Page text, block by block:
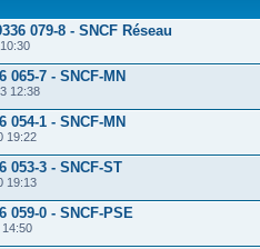
079-8 - SNCF Réseau
065-7 - SNCF-MN
12:38
054-1 - SNCF-MN
19:22
053-3 - SNCF-ST
19:13
059-0 - SNCF-PSE